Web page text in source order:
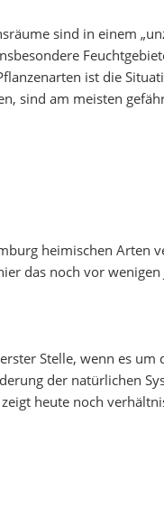
sind in einem
ist die
sind am meisten
heimischen Arten
das noch vor
Stelle, wenn es
der natürlichen
heute noch